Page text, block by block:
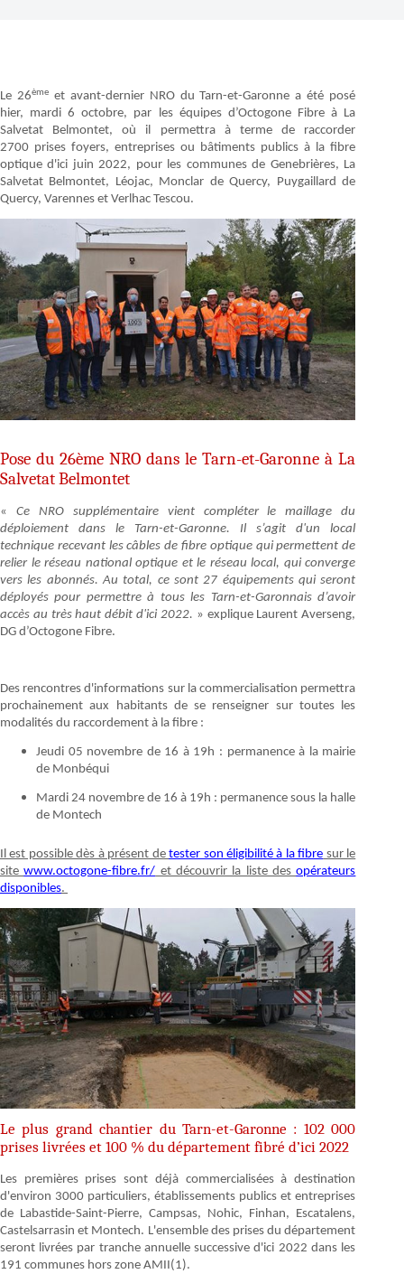
Le 26èmeet avant-dernier ​NRO du Tarn-et-Garonne a été posé
hier, mardi 6 octobre, par les équipes d’Octogone Fibre à La
Salvetat Belmontet, où il permettra à terme de raccorder
2700 prises foyers, entreprises ou bâtiments publics à la fibre
optique d'ici juin 2022, pour les communes de Genebrières, La
Salvetat Belmontet, Léojac, Monclar de Quercy, Puygaillard de
Quercy, Varennes et Verlhac Tescou.
Pose du 26ème NRO dans le Tarn-et-Garonne à La
Salvetat Belmontet
« Ce NRO supplémentaire vient compléter le maillage du
déploiement dans le Tarn-et-Garonne. Il s’agit d'un local
technique recevant les câbles de fibre optique qui permettent de
relier le réseau national optique et le réseau local, qui converge
vers les abonnés. Au total, ce sont 27 équipements qui seront
déployés pour permettre à tous les Tarn-et-Garonnais d’avoir
accès au très haut débit d'ici 2022. » explique Laurent Averseng,
DG d’Octogone Fibre.
Des rencontres d'informations sur la commercialisation permettra
prochainement aux habitants de se renseigner sur toutes les
modalités du raccordement à la fibre :
Jeudi 05 novembre de 16 à 19h : permanence à la mairie
de Monbéqui
Mardi 24 novembre de 16 à 19h : permanence sous la halle
de Montech
Il est possible dès à présent detester son éligibilité à la fibre sur le
sitewww.octogone-fibre.fr/ et découvrir la liste desopérateurs
disponibles.
Le plus grand chantier du Tarn-et-Garonne : 102 000
prises livrées et 100 % du département fibré d’ici 2022
Les premières prises sont déjà commercialisées à destination
d'environ 3000 particuliers, établissements publics et entreprises
de Labastide-Saint-Pierre, Campsas, Nohic, Finhan, Escatalens,
Castelsarrasin et Montech. L'ensemble des prises du département
seront livrées par tranche annuelle successive d'ici 2022 dans les
191 communes hors zone AMII(1).